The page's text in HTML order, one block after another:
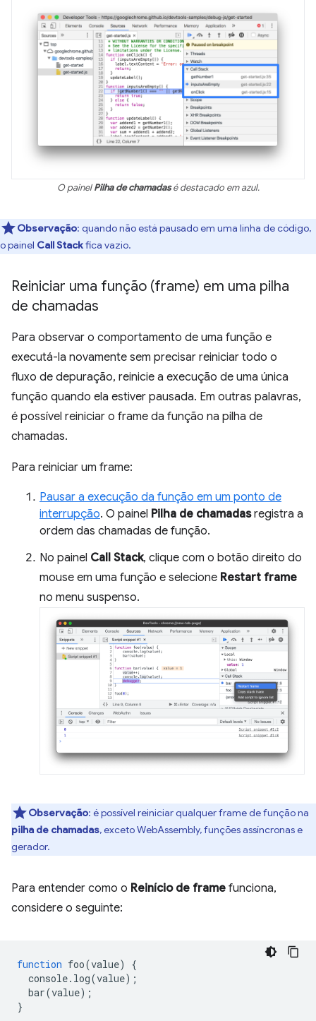
O painelPilha de chamadasé destacado em azul.
Observação: quando não está pausado em uma linha de código,
o painel Call Stackfica vazio.
Reiniciar uma função (frame) em uma pilha
de chamadas
Para observar o comportamento de uma função e
executá-la novamente sem precisar reiniciar todo o
fluxo de depuração, reinicie a execução de uma única
função quando ela estiver pausada. Em outras palavras,
é possível reiniciar o frame da função na pilha de
chamadas.
Para reiniciar um frame:
Pausar a execução da função em um ponto de
interrupção. O painel Pilha de chamadasregistra a
ordem das chamadas de função.
No painel Call Stack, clique com o botão direito do
mouse em uma função e selecione Restart frame
no menu suspenso.
Observação: é possível reiniciar qualquer frame de função na
pilha de chamadas, exceto WebAssembly, funções assíncronas e
gerador.
Para entender como o Reinício de frame funciona,
considere o seguinte:
function foo(value)
{
console. log(value);
bar(value);
}